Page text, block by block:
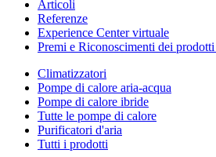
Articoli
Referenze
Experience Center virtuale
Premi e Riconoscimenti dei
Climatizzatori
Pompe di calore aria-acqua
Pompe di calore ibride
Tutte le pompe di calore
Purificatori d'aria
Tutti i prodotti